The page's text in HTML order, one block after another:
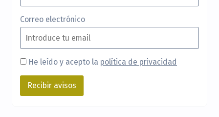
Correo electrónico
He leído y acepto la política de privacidad